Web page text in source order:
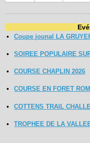
Coupe jounal LA
SOIREE POPULAIRE
COURSE CHAPLIN 2026
COURSE EN FORET
COTTENS TRAIL
TROPHEE DE LA